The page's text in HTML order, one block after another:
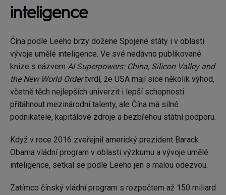
inteligence
Čína podle Leeho brzy dožene Spojené státy i v oblasti
vývoje umělé inteligence. Ve své nedávno publikované
knize s názvem AI Superpowers: China, Silicon Valley and
the New World Ordertvrdí, že USA mají sice několik výhod,
včetně těch nejlepších univerzit i lepší schopnosti
přitáhnout mezinárodní talenty, ale Čína má silné
podnikatele, kapitálové zdroje a bezbřehou státní podporu.
Když v roce 2016 zveřejnil americký prezident Barack
Obama vládní program v oblasti výzkumu a vývoje umělé
inteligence, setkal se podle Leeho jen s malou odezvou.
Zatímco čínský vládní program s rozpočtem až 150 miliard